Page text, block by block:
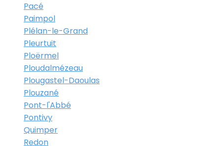
Pacé
Paimpol
Plélan-le-Grand
Pleurtuit
Ploërmel
Ploudalmézeau
Plougastel-Daoulas
Plouzané
Pont-l'Abbé
Pontivy
Quimper
Redon